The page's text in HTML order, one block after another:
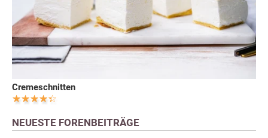
Cremeschnitten
NEUESTE FORENBEITRÄGE